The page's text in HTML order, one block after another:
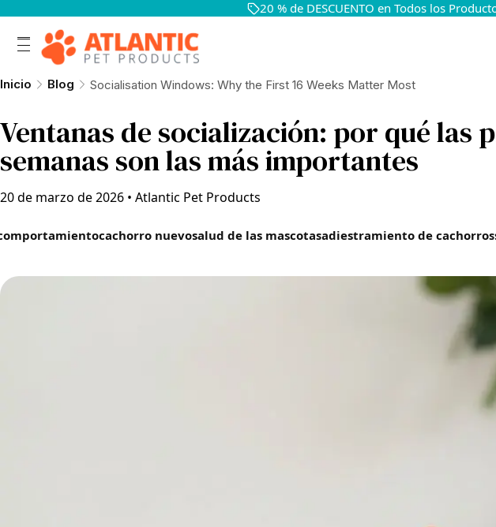
20 % de DESCUENTO en Todos los
Inicio Blog Socialisation Windows: Why the First 16 Weeks Matter Most
Ventanas de socialización: por qué las
semanas son las más importantes
20 de marzo de 2026 • Atlantic Pet Products
cachorro nuevosalud de las mascotasadiestramiento de cachorros